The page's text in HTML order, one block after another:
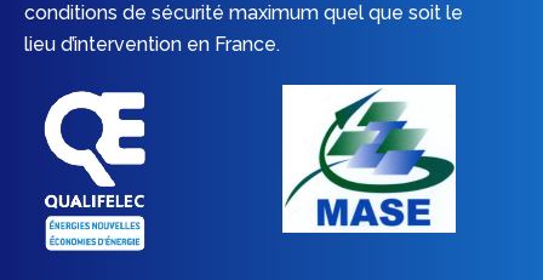
conditions de sécurité maximum quel que soit le
lieu d’intervention en France.